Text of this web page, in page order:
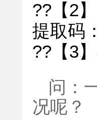
??【2
提取码
??【3
问：
况呢？